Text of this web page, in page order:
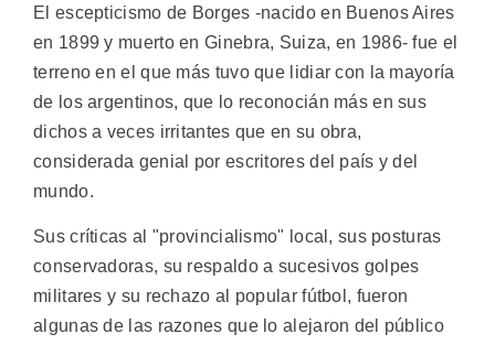
El escepticismo de Borges -nacido en Buenos Aires
en 1899 y muerto en Ginebra, Suiza, en 1986- fue el
terreno en el que más tuvo que lidiar con la mayoría
de los argentinos, que lo reconocián más en sus
dichos a veces irritantes que en su obra,
considerada genial por escritores del país y del
mundo.
Sus críticas al "provincialismo" local, sus posturas
conservadoras, su respaldo a sucesivos golpes
militares y su rechazo al popular fútbol, fueron
algunas de las razones que lo alejaron del público